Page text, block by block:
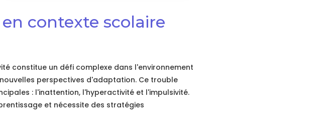
contexte scolaire
constitue un défi complexe dans l'environnement
perspectives d'adaptation. Ce trouble
: l'inattention, l'hyperactivité et l'impulsivité.
et nécessite des stratégies